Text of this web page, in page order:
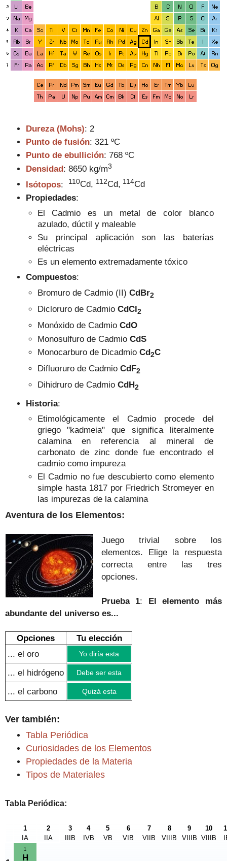
Dureza (Mohs): 2
Punto de fusión: 321 ºC
Punto de ebullición: 768 ºC
Densidad: 8650 kg/m3
Isótopos: 110Cd, 112Cd, 114Cd
Propiedades:
El Cadmio es un metal de color blanco
azulado, dúctil y maleable
Su principal aplicación son las baterías
eléctricas
Es un elemento extremadamente tóxico
Compuestos:
Bromuro de Cadmio (II) CdBr2
Dicloruro de Cadmio CdCl2
Monóxido de Cadmio CdO
Monosulfuro de Cadmio CdS
Monocarburo de Dicadmio Cd2C
Difluoruro de Cadmio CdF2
Dihidruro de Cadmio CdH2
Historia:
Etimológicamente el Cadmio procede del
griego "kadmeia" que significa literalmente
calamina en referencia al mineral de
carbonato de zinc donde fue encontrado el
cadmio como impureza
El Cadmio no fue descubierto como elemento
simple hasta 1817 por Friedrich Stromeyer en
las impurezas de la calamina
Aventura de los Elementos:
Juego trivial sobre los
elementos. Elige la respuesta
correcta entre las tres
opciones.
Prueba 1: El elemento más
abundante del universo es...
Opciones
Tu elección
... el oro
Yo diría esta
... el hidrógeno Debe ser esta
... el carbono Quizá esta
Ver también:
Tabla Periódica
Curiosidades de los Elementos
Propiedades de la Materia
Tipos de Materiales
Tabla Periódica:
1
IA
2
IIA
3
IIIB
4
IVB
5
VB
6
VIB
7
VIIB
8
VIIIB
9
VIIIB
10
VIIIB
1
H